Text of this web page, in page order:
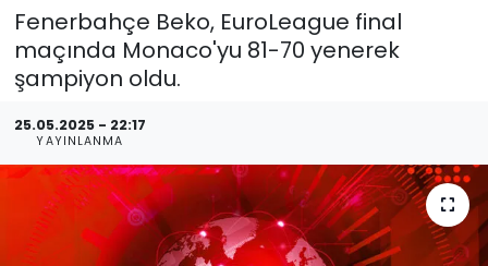
Fenerbahçe Beko, EuroLeague final
maçında Monaco'yu 81-70 yenerek
şampiyon oldu.
25.05.2025 - 22:17
YAYINLANMA